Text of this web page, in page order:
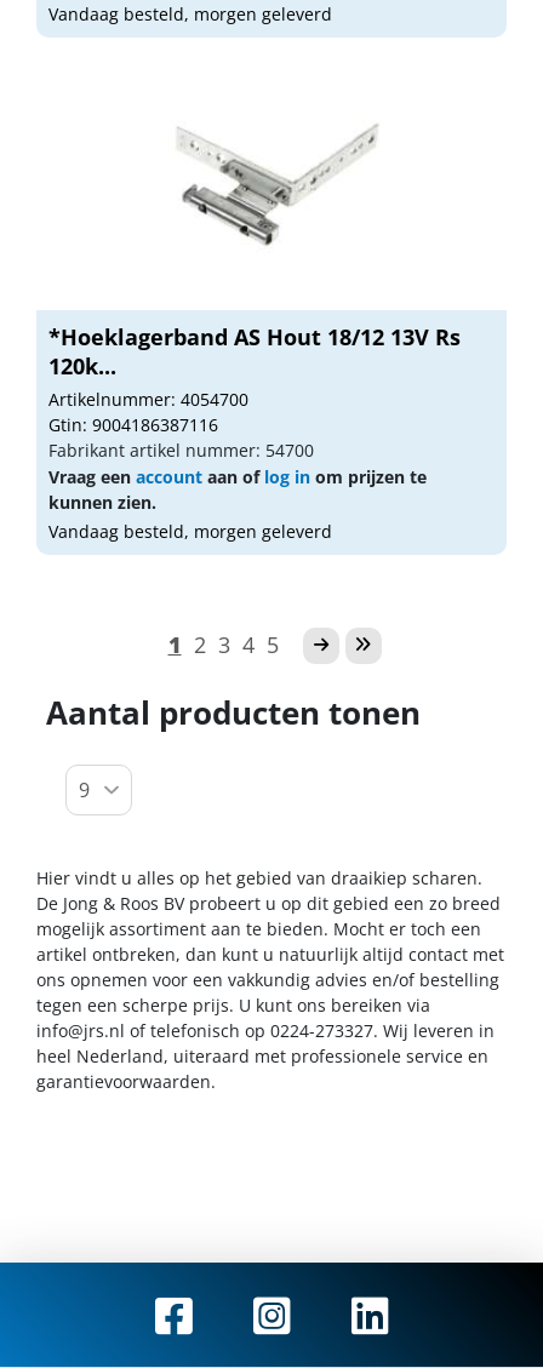
Vandaag besteld, morgen geleverd
*Hoeklagerband AS Hout 18/12 13V Rs
120k...
Artikelnummer: 4054700
Gtin: 9004186387116
Fabrikant artikel nummer: 54700
Vraag een account aan of log in om prijzen te
kunnen zien.
Vandaag besteld, morgen geleverd
1 2 3 4 5
Aantal producten tonen
Hier vindt u alles op het gebied van draaikiep scharen.
De Jong & Roos BV probeert u op dit gebied een zo breed
mogelijk assortiment aan te bieden. Mocht er toch een
artikel ontbreken, dan kunt u natuurlijk altijd contact met
ons opnemen voor een vakkundig advies en/of bestelling
tegen een scherpe prijs. U kunt ons bereiken via
info@jrs.nl of telefonisch op 0224-273327. Wij leveren in
heel Nederland, uiteraard met professionele service en
garantievoorwaarden.